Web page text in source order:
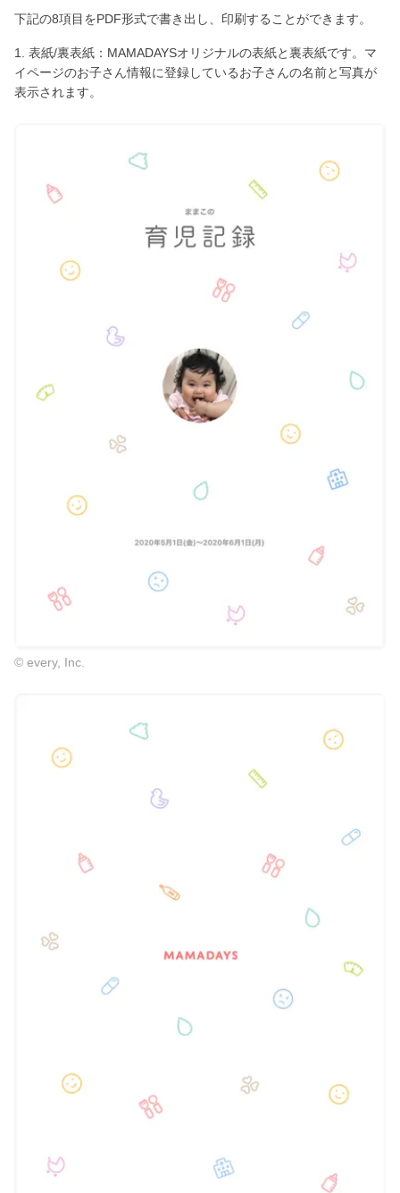
下記の8項目をPDF形式で書き出し、印刷することができます。
1. 表紙/裏表紙：MAMADAYSオリジナルの表紙と裏表紙です。マ
イページのお子さん情報に登録しているお子さんの名前と写真が
表示されます。
© every, Inc.